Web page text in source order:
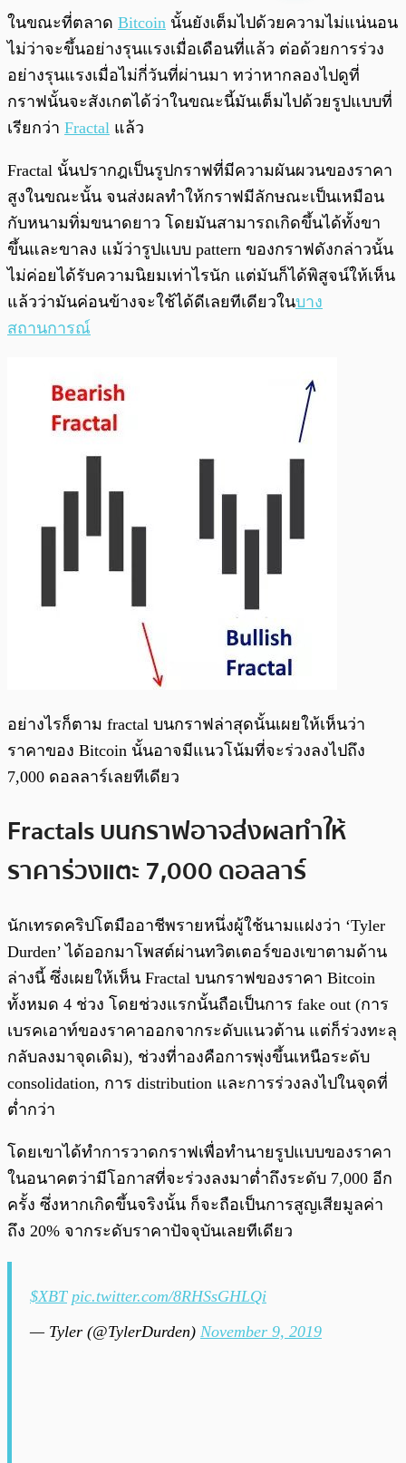
พร้อมเล่น 0:00/ 0:00
ในขณะที่ตลาด Bitcoin นั้นยังเต็มไปด้วยความไม่แน่นอน
ไม่ว่าจะขึ้นอย่างรุนแรงเมื่อเดือนที่แล้ว ต่อด้วยการร่วง
อย่างรุนแรงเมื่อไม่กี่วันที่ผ่านมา ทว่าหากลองไปดูที่
กราฟนั้นจะสังเกตได้ว่าในขณะนี้มันเต็มไปด้วยรูปแบบที่
เรียกว่า Fractal แล้ว
Fractal นั้นปรากฎเป็นรูปกราฟที่มีความผันผวนของราคา
สูงในขณะนั้น จนส่งผลทำให้กราฟมีลักษณะเป็นเหมือน
กับหนามทิ่มขนาดยาว โดยมันสามารถเกิดขึ้นได้ทั้งขา
ขึ้นและขาลง แม้ว่ารูปแบบ pattern ของกราฟดังกล่าวนั้น
ไม่ค่อยได้รับความนิยมเท่าไรนัก แต่มันก็ได้พิสูจน์ให้เห็น
แล้วว่ามันค่อนข้างจะใช้ได้ดีเลยทีเดียวในบาง
สถานการณ์
อย่างไรก็ตาม fractal บนกราฟล่าสุดนั้นเผยให้เห็นว่า
ราคาของ Bitcoin นั้นอาจมีแนวโน้มที่จะร่วงลงไปถึง
7,000 ดอลลาร์เลยทีเดียว
Fractals บนกราฟอาจส่งผลทำให้
ราคาร่วงแตะ 7,000 ดอลลาร์
นักเทรดคริปโตมืออาชีพรายหนึ่งผู้ใช้นามแฝงว่า ‘Tyler
Durden’ ได้ออกมาโพสต์ผ่านทวิตเตอร์ของเขาตามด้าน
ล่างนี้ ซึ่งเผยให้เห็น Fractal บนกราฟของราคา Bitcoin
ทั้งหมด 4 ช่วง โดยช่วงแรกนั้นถือเป็นการ fake out (การ
เบรคเอาท์ของราคาออกจากระดับแนวต้าน แต่ก็ร่วงทะลุ
กลับลงมาจุดเดิม), ช่วงที่าองคือการพุ่งขึ้นเหนือระดับ
consolidation, การ distribution และการร่วงลงไปในจุดที่
ต่ำกว่า
โดยเขาได้ทำการวาดกราฟเพื่อทำนายรูปแบบของราคา
ในอนาคตว่ามีโอกาสที่จะร่วงลงมาต่ำถึงระดับ 7,000 อีก
ครั้ง ซึ่งหากเกิดขึ้นจริงนั้น ก็จะถือเป็นการสูญเสียมูลค่า
ถึง 20% จากระดับราคาปัจจุบันเลยทีเดียว
$XBT pic.twitter.com/8RHSsGHLQi
— Tyler (@TylerDurden) November 9, 2019